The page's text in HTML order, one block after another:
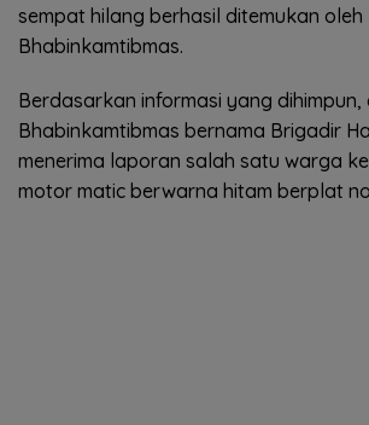
sempat hilang berhasil ditemukan oleh
Bhabinkamtibmas.
Berdasarkan informasi yang dihimpun,
Bhabinkamtibmas bernama Brigadir
menerima laporan salah satu warga
motor matic berwarna hitam berplat